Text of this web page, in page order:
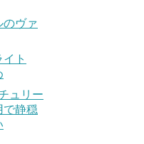
のヴァ
ト
ュリー
で静穏